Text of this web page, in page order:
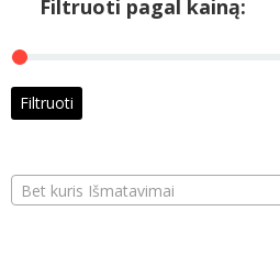
Filtruoti pagal kainą:
Filtruoti
Bet kuris Išmatavimai